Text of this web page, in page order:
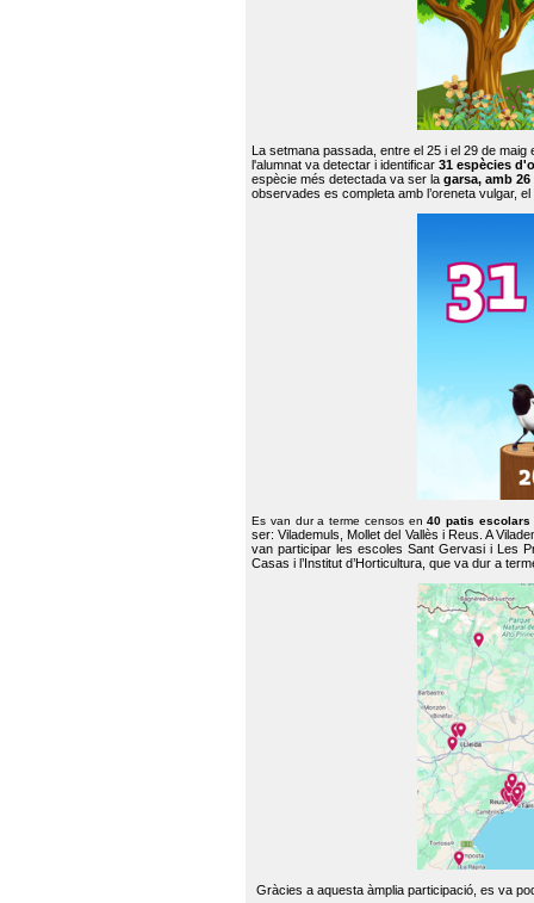
La setmana passada, entre el 25 i el 29 de
l'alumnat va detectar i identificar 31 espècies
espècie més detectada va ser la garsa, amb
observades es completa amb l’oreneta vulgar,
Es van dur a terme censos en40 patis escolars
ser: Vilademuls, Mollet del Vallès i Reus. A
van participar les escoles Sant Gervasi i Les
Casas i l’Institut d’Horticultura, que va dur a
Gràcies a aquesta àmplia participació, es va